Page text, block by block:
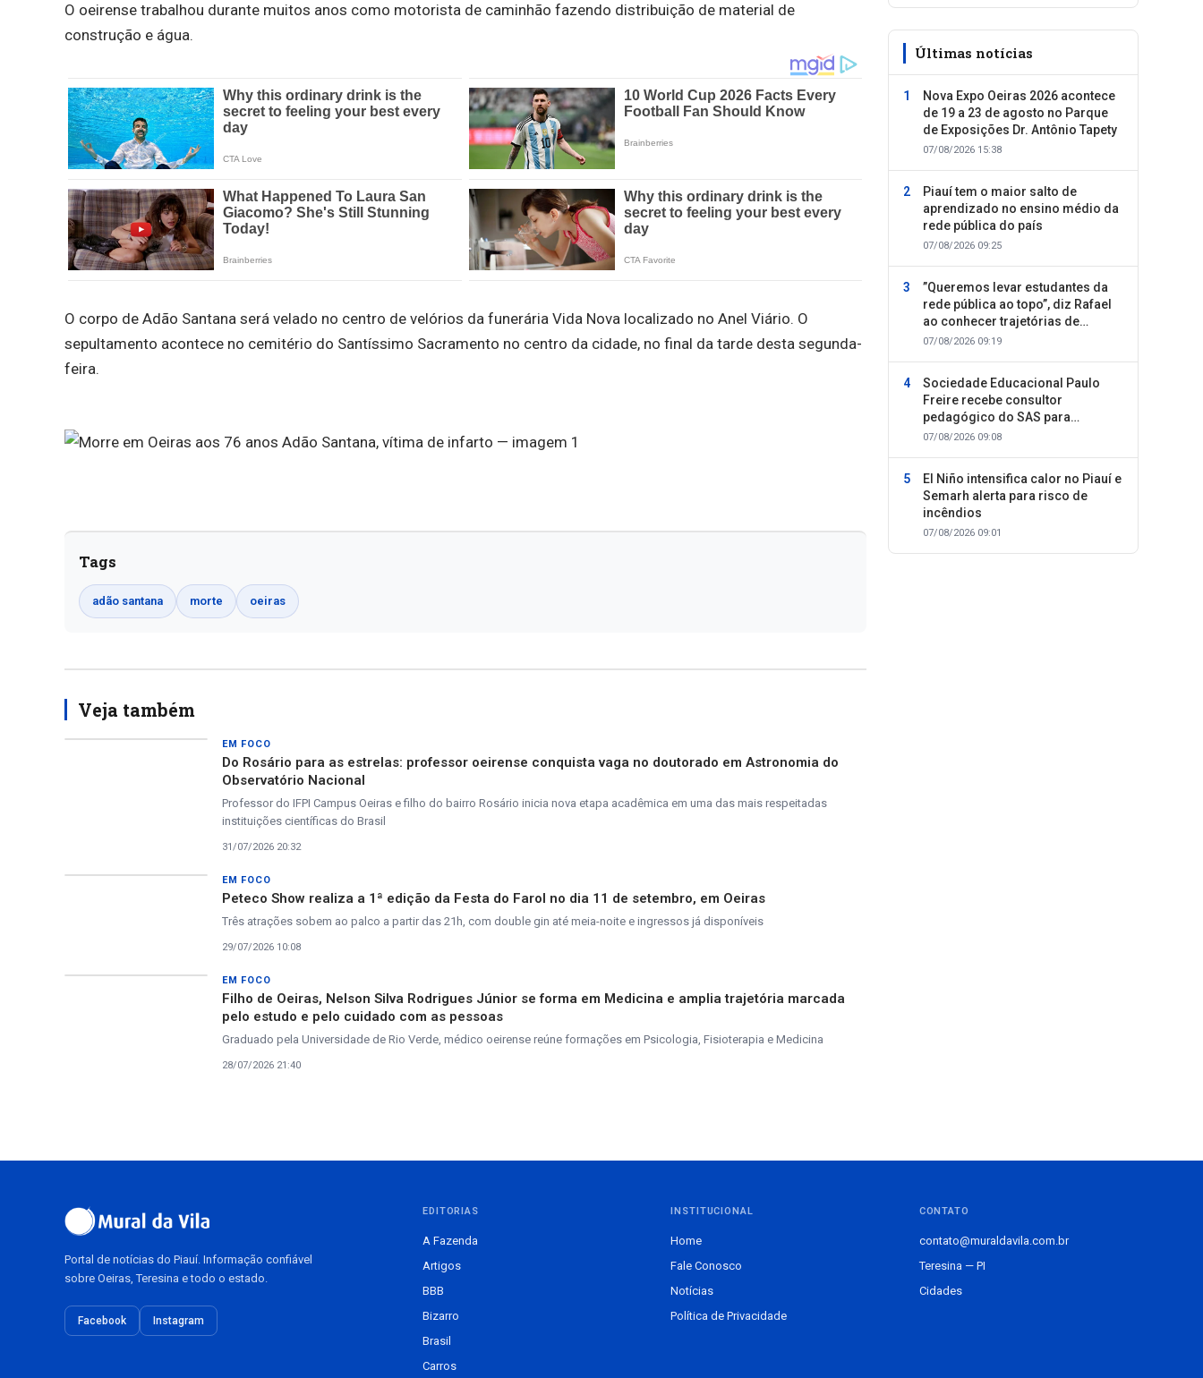
O oeirense trabalhou durante muitos anos como motorista de caminhão fazendo distribuição de material de
construção e água.
O corpo de Adão Santana será velado no centro de velórios da funerária Vida Nova localizado no Anel Viário. O
sepultamento acontece no cemitério do Santíssimo Sacramento no centro da cidade, no final da tarde desta segunda-
feira.
Tags
adão santana morte oeiras
Veja também
EM FOCO
Do Rosário para as estrelas: professor oeirense conquista vaga no doutorado em Astronomia do
Observatório Nacional
Professor do IFPI Campus Oeiras e filho do bairro Rosário inicia nova etapa acadêmica em uma das mais respeitadas
instituições científicas do Brasil
31/07/2026 20:32
EM FOCO
Peteco Show realiza a 1ª edição da Festa do Farol no dia 11 de setembro, em Oeiras
Três atrações sobem ao palco a partir das 21h, com double gin até meia-noite e ingressos já disponíveis
29/07/2026 10:08
EM FOCO
Filho de Oeiras, Nelson Silva Rodrigues Júnior se forma em Medicina e amplia trajetória marcada
pelo estudo e pelo cuidado com as pessoas
Graduado pela Universidade de Rio Verde, médico oeirense reúne formações em Psicologia, Fisioterapia e Medicina
28/07/2026 21:40
Últimas notícias
Nova Expo Oeiras 2026 acontece
de 19 a 23 de agosto no Parque
de Exposições Dr. Antônio Tapety
07/08/2026 15:38
Piauí tem o maior salto de
aprendizado no ensino médio da
rede pública do país
07/08/2026 09:25
”Queremos levar estudantes da
rede pública ao topo”, diz Rafael
ao conhecer trajetórias de
sucesso
07/08/2026 09:19
Sociedade Educacional Paulo
Freire recebe consultor
pedagógico do SAS para
planejamento do segundo
07/08/2026 09:08
El Niño intensifica calor no Piauí e
Semarh alerta para risco de
incêndios
07/08/2026 09:01
Portal de notícias do Piauí. Informação confiável
sobre Oeiras, Teresina e todo o estado.
Facebook Instagram
EDITORIAS
A Fazenda
Artigos
BBB
Bizarro
Brasil
Carros
INSTITUCIONAL
Home
Fale Conosco
Notícias
Política de Privacidade
CONTATO
contato@muraldavila.com.br
Teresina — PI
Cidades